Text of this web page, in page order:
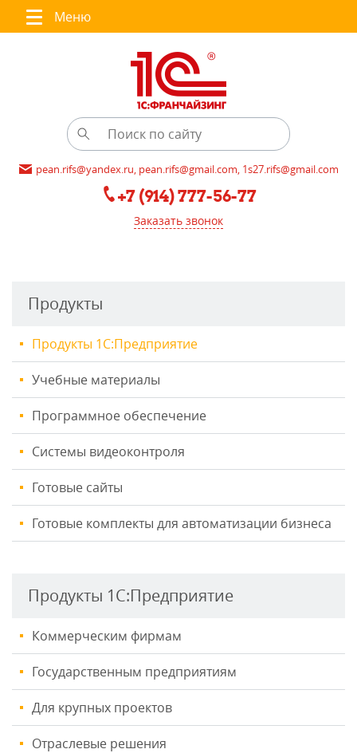
Меню
pean.rifs@yandex.ru, pean.rifs@gmail.com, 1s27.rifs@gmail.com
+7 (914) 777-56-77
Заказать звонок
Продукты
Продукты 1С:Предприятие
Учебные материалы
Программное обеспечение
Системы видеоконтроля
Готовые сайты
Готовые комплекты для автоматизации бизнеса
Продукты 1С:Предприятие
Коммерческим фирмам
Государственным предприятиям
Для крупных проектов
Отраслевые решения